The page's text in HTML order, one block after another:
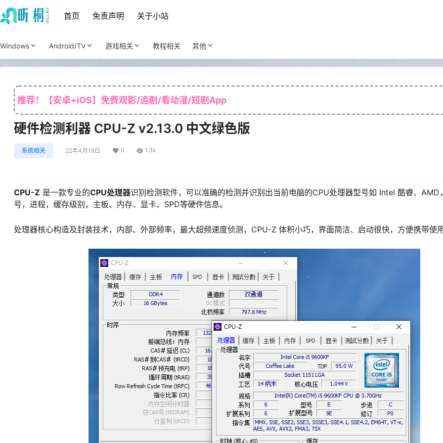
首页 免责声明 关于小站
Windows Android/TV 游戏相关 教程相关 其他
推荐！【安卓+iOS】免费观影/追剧/看动漫/短剧App
硬件检测利器 CPU-Z v2.13.0 中文绿色版
系统相关 22年4月19日 0 1.3k
CPU-Z 是一款专业的CPU处理器识别检测软件，可以准确的检测并识别出当前电脑的CPU处理器型号如 Intel 酷睿、AMD
号，进程，缓存级别，主板、内存、显卡、SPD等硬件信息。
处理器核心构造及封装技术，内部、外部频率，最大超频速度侦测，CPU-Z 体积小巧，界面简洁、启动很快，方便携带使